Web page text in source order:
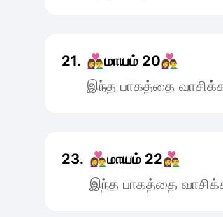
21. 👩‍❤️‍👨மாயம் 20👩‍❤️‍👨
இந்த பாகத்தை
23. 👩‍❤️‍👨மாயம் 22👩‍❤️‍👨
இந்த பாகத்தை